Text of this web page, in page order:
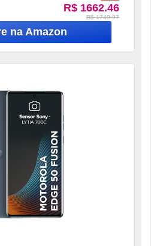
R$ 1662.46
R$ 1749.97